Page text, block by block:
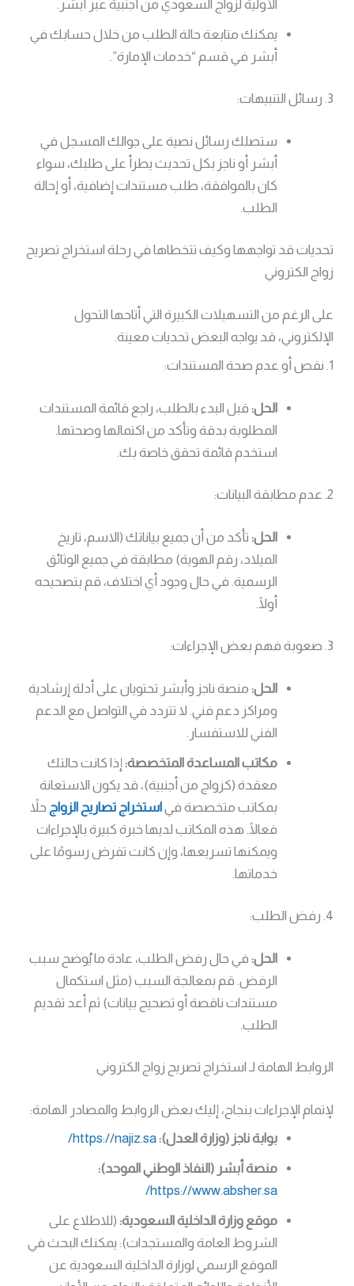
الأولية لزواج السعودي من أجنبية عبر أبشر.
يمكنك متابعة حالة الطلب من خلال حسابك في
أبشر في قسم “خدمات الإمارة”.
3. رسائل التنبيهات:
ستصلك رسائل نصية على جوالك المسجل في
أبشر أو ناجز بكل تحديث يطرأ على طلبك، سواء
كان بالموافقة، طلب مستندات إضافية، أو إحالة
الطلب.
تحديات قد تواجهها وكيف تتخطاها في رحلة استخراج تصريح
زواج الكتروني
على الرغم من التسهيلات الكبيرة التي أتاحها التحول
الإلكتروني، قد يواجه البعض تحديات معينة.
1. نقص أو عدم صحة المستندات:
الحل: قبل البدء بالطلب، راجع قائمة المستندات
المطلوبة بدقة وتأكد من اكتمالها وصحتها.
استخدم قائمة تحقق خاصة بك.
2. عدم مطابقة البيانات:
الحل: تأكد من أن جميع بياناتك (الاسم، تاريخ
الميلاد، رقم الهوية) مطابقة في جميع الوثائق
الرسمية. في حال وجود أي اختلاف، قم بتصحيحه
أولًا.
3. صعوبة فهم بعض الإجراءات:
الحل: منصة ناجز وأبشر تحتويان على أدلة إرشادية
ومراكز دعم فني. لا تتردد في التواصل مع الدعم
الفني للاستفسار.
مكاتب المساعدة المتخصصة: إذا كانت حالتك
معقدة (كزواج من أجنبية)، قد يكون الاستعانة
بمكاتب متخصصة فياستخراج تصاريح الزواج حلاً
فعالًا. هذه المكاتب لديها خبرة كبيرة بالإجراءات
ويمكنها تسريعها، وإن كانت تفرض رسومًا على
خدماتها.
4. رفض الطلب:
الحل: في حال رفض الطلب، عادة ما يُوضح سبب
الرفض. قم بمعالجة السبب (مثل استكمال
مستندات ناقصة أو تصحيح بيانات) ثم أعد تقديم
الطلب.
الروابط الهامة لـ استخراج تصريح زواج الكتروني
لإتمام الإجراءات بنجاح، إليك بعض الروابط والمصادر الهامة:
بوابة ناجز (وزارة العدل):https://najiz.sa/
منصة أبشر (النفاذ الوطني الموحد):
https://www.absher.sa/
موقع وزارة الداخلية السعودية: (للاطلاع على
الشروط العامة والمستجدات): يمكنك البحث في
الموقع الرسمي لوزارة الداخلية السعودية عن